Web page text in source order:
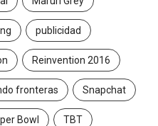
publicidad
Reinvention 2016
fronteras Snapchat
Bowl TBT